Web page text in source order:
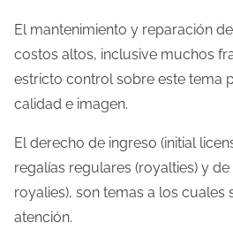
El mantenimiento y reparación
costos altos, inclusive muchos
estricto control sobre este tema
calidad e imagen.
El derecho de ingreso (initial
regalías regulares (royalties) y
royalies), son temas a los cuales
atención.